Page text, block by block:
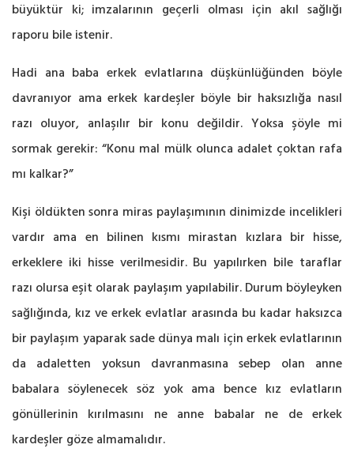
büyüktür ki; imzalarının geçerli olması için akıl sağlığı
raporu bile istenir.
Hadi ana baba erkek evlatlarına düşkünlüğünden böyle
davranıyor ama erkek kardeşler böyle bir haksızlığa nasıl
razı oluyor, anlaşılır bir konu değildir. Yoksa şöyle mi
sormak gerekir: “Konu mal mülk olunca adalet çoktan rafa
mı kalkar?”
Kişi öldükten sonra miras paylaşımının dinimizde incelikleri
vardır ama en bilinen kısmı mirastan kızlara bir hisse,
erkeklere iki hisse verilmesidir. Bu yapılırken bile taraflar
razı olursa eşit olarak paylaşım yapılabilir. Durum böyleyken
sağlığında, kız ve erkek evlatlar arasında bu kadar haksızca
bir paylaşım yaparak sade dünya malı için erkek evlatlarının
da adaletten yoksun davranmasına sebep olan anne
babalara söylenecek söz yok ama bence kız evlatların
gönüllerinin kırılmasını ne anne babalar ne de erkek
kardeşler göze almamalıdır.